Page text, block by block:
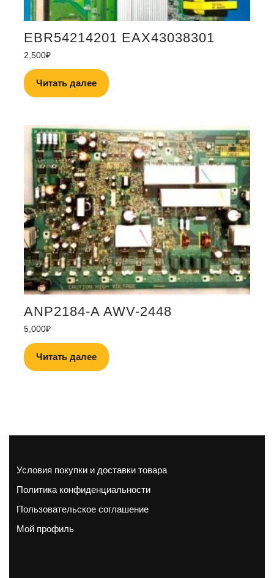
EBR54214201 EAX43038301
2,500₽
Читать далее
ANP2184-A AWV-2448
5,000₽
Читать далее
Условия покупки и доставки товара
Политика конфиденциальности
Пользовательское соглашение
Мой профиль